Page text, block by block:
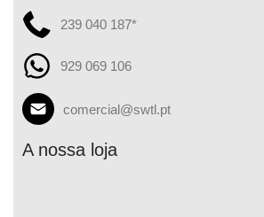
239 040 187*
929 069 106
comercial@swtl.pt
A nossa loja